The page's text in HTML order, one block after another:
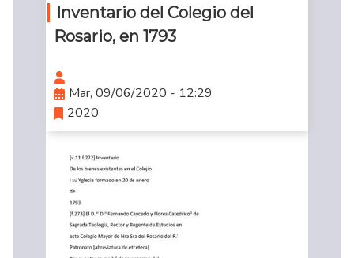
Inventario del Colegio del
Rosario, en 1793
Mar, 09/06/2020 - 12:29
2020